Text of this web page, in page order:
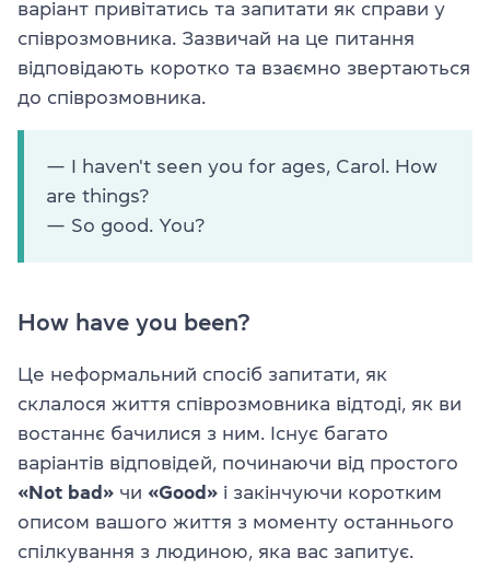
варіант привітатись та запитати як справи у
співрозмовника. Зазвичай на це питання
відповідають коротко та взаємно звертаються
до співрозмовника.
— I haven't seen you for ages, Carol. How
are things?
— So good. You?
How have you been?
Це неформальний спосіб запитати, як
склалося життя співрозмовника відтоді, як ви
востаннє бачилися з ним. Існує багато
варіантів відповідей, починаючи від простого
«Not bad» чи «Good» і закінчуючи коротким
описом вашого життя з моменту останнього
спілкування з людиною, яка вас запитує.